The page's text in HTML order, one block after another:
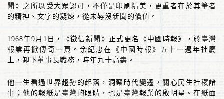
聞》之所以受大眾認可，不僅是印刷精美，更重者在於其筆者
的精神、文字的凝煉，從未辱沒新聞的價值。
1968年9 月 1 日，《徵信新聞》正式更名《中國時報》，於臺灣
報業再掀傳奇一頁。余紀忠在《中國時報》五十一週年社慶
上，卸下董事長職務，時年九十高壽。
他一生看過世界趨勢的起落，洞察時代變遷，關心民生社稷諸
事；他的報紙是臺灣的眼睛，也是臺灣報業的啟明星。在紙面